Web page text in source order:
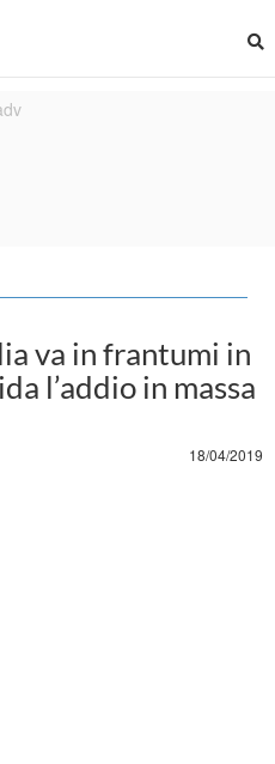
va in frantumi in
l’addio in massa
18/04/2019